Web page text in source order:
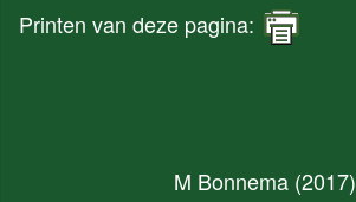
Printen van deze pagina:
M Bonnema (2017)